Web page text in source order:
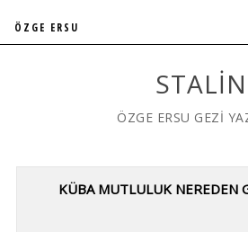
STALIN
ÖZGE ERSU GEZİ
KÜBA MUTLULUK NEREDEN
ÖZGE ERSU